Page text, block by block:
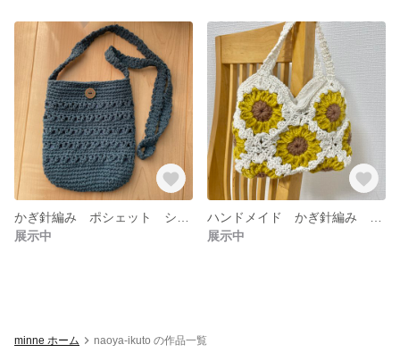
展示中
展示中
minne ホーム naoya-ikuto の作品一覧